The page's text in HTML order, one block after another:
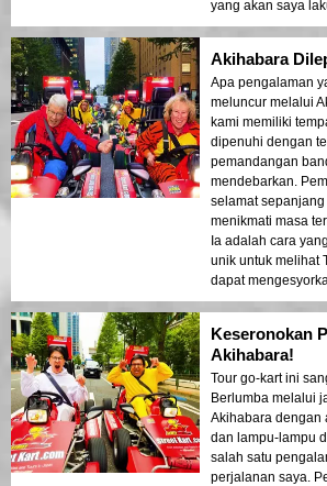
yang akan saya
Akihabara
Apa pengalaman
meluncur melalui
kami memiliki
dipenuhi dengan
pemandangan
mendebarkan.
selamat
menikmati masa
Ia adalah cara
unik untuk melihat
dapat
Keseronokan
Akihabara!
Tour go-kart ini
Berlumba melalui
Akihabara dengan
dan lampu-lampu
salah satu
perjalanan saya.